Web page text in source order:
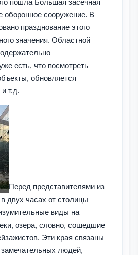
оборонное сооружение. В
празднование этого
значения. Областной
есть, что посмотреть –
обновляется
т.д.
Перед представителями из
двух часах от столицы
виды на
озера, словно, сошедшие
Эти края связаны
людей,